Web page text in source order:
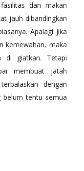
dan makan
jauh dibandingkan
Apalagi jika
kemewahan, maka
di giatkan. Tetapi
membuat jatah
dengan
belum tentu semua